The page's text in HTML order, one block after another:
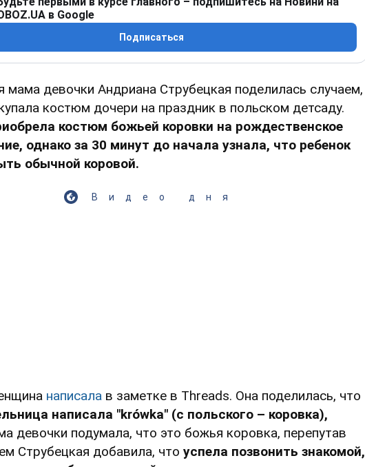
в Google
Подписаться
мама девочки Андриана Струбецкая поделилась случаем,
костюм дочери на праздник в польском детсаду.
костюм божьей коровки на рождественское
однако за 30 минут до начала узнала, что ребенок
обычной коровой.
Видео дня
написала в заметке в Тhreads. Она поделилась, что
написала "krówka" (с польского – коровка),
девочки подумала, что это божья коровка, перепутав
Струбецкая добавила, что успела позвонить знакомой,